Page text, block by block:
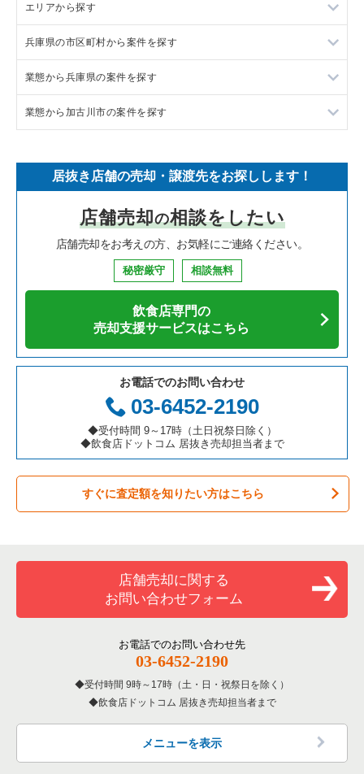
ラーメンの居抜き売却物件の案件一覧
フランス料理の居抜き売却物件の案件一覧
イタリア料理の居抜き売却物件の案件一覧
中華の居抜き売却物件の案件一覧
寿司の居抜き売却物件の案件一覧
焼肉の居抜き売却物件の案件一覧
鉄板焼き・お好み焼の居抜き売却物件の案件一覧
カフェの居抜き売却物件の案件一覧
テイクアウトの居抜き売却物件の案件一覧
お弁当・惣菜・デリの居抜き売却物件の案件一覧
カラオケ・パブ・スナックの居抜き売却物件の案件一覧
バーの居抜き売却物件の案件一覧
居酒屋・ダイニングバーの居抜き売却物件の案件一覧
洋食の居抜き売却物件の案件一覧
その他の居抜き売却物件の案件一覧
エリアから探す
東京23区の飲食店の居抜き売却物件の案件一覧
東京都下の飲食店の居抜き売却物件の案件一覧
千葉県の飲食店の居抜き売却物件の案件一覧
神奈川県の飲食店の居抜き売却物件の案件一覧
大阪府の飲食店の居抜き売却物件の案件一覧
兵庫県の飲食店の居抜き売却物件の案件一覧
愛知県の飲食店の居抜き売却物件の案件一覧
岐阜県の飲食店の居抜き売却物件の案件一覧
三重県の飲食店の居抜き売却物件の案件一覧
兵庫県の市区町村から案件を探す
尼崎市の飲食店の居抜き売却物件の案件一覧
西宮市の飲食店の居抜き売却物件の案件一覧
川西市の飲食店の居抜き売却物件の案件一覧
芦屋市の飲食店の居抜き売却物件の案件一覧
神戸市中央区の飲食店の居抜き売却物件の案件一覧
伊丹市の飲食店の居抜き売却物件の案件一覧
神戸市兵庫区の飲食店の居抜き売却物件の案件一覧
神戸市東灘区の飲食店の居抜き売却物件の案件一覧
明石市の飲食店の居抜き売却物件の案件一覧
神戸市長田区の飲食店の居抜き売却物件の案件一覧
神戸市垂水区の飲食店の居抜き売却物件の案件一覧
神戸市北区の飲食店の居抜き売却物件の案件一覧
神戸市西区の飲食店の居抜き売却物件の案件一覧
業態から兵庫県の案件を探す
兵庫県のラーメンの居抜き売却物件の案件一覧
兵庫県のイタリア料理の居抜き売却物件の案件一覧
兵庫県の中華の居抜き売却物件の案件一覧
兵庫県のそば・うどんの居抜き売却物件の案件一覧
兵庫県の焼肉の居抜き売却物件の案件一覧
兵庫県の鉄板焼き・お好み焼の居抜き売却物件の案件一覧
兵庫県のアジア料理の居抜き売却物件の案件一覧
兵庫県のカフェの居抜き売却物件の案件一覧
兵庫県のテイクアウトの居抜き売却物件の案件一覧
兵庫県のお弁当・惣菜・デリの居抜き売却物件の案件一覧
兵庫県のバーの居抜き売却物件の案件一覧
兵庫県の居酒屋・ダイニングバーの居抜き売却物件の案件一覧
兵庫県の専門料理の居抜き売却物件の案件一覧
兵庫県の和食の居抜き売却物件の案件一覧
兵庫県の洋食の居抜き売却物件の案件一覧
業態から加古川市の案件を探す
加古川市の和食の居抜き売却物件の案件一覧
居抜き店舗の売却・譲渡先をお探しします！
店舗売却の相談をしたい
店舗売却をお考えの方、お気軽にご連絡ください。
秘密厳守 相談無料
飲食店専門の
売却支援サービスはこちら
お電話でのお問い合わせ
03-6452-2190
◆受付時間 9～17時（土日祝祭日除く）
◆飲食店ドットコム 居抜き売却担当者まで
すぐに査定額を知りたい方はこちら
店舗売却に関する
お問い合わせフォーム
お電話でのお問い合わせ先
03-6452-2190
受付時間 9時～17時（土・日・祝祭日を除く）
飲食店ドットコム 居抜き売却担当者まで
メニューを表示